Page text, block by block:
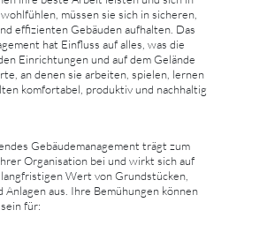
müssen sie sich in sicheren,
effizienten Gebäuden aufhalten. Das
hat Einfluss auf alles, was die
Einrichtungen und auf dem Gelände
an denen sie arbeiten, spielen, lernen
komfortabel, produktiv und nachhaltig
Gebäudemanagement trägt zum
Organisation bei und wirkt sich auf
Wert von Grundstücken,
Anlagen aus. Ihre Bemühungen können
für: